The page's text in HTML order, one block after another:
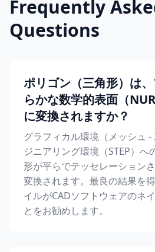
Frequently
Questions
ポリゴン（三角形）は
らかな数学的表面（
に変換されますか？
グラフィカル環境（メッシュ -
ジニアリング環境（STEP）へ
形が平らでテッセレーション
変換されます。最良の結果を
イルがCADソフトウェアのネ
とをお勧めします。